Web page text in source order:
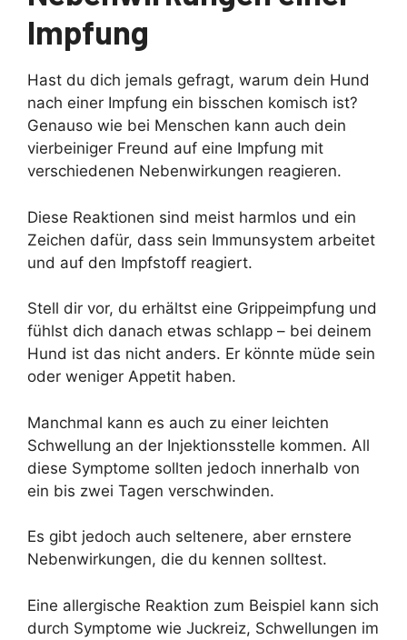
Impfung
Hast du dich jemals gefragt, warum dein Hund
nach einer Impfung ein bisschen komisch ist?
Genauso wie bei Menschen kann auch dein
vierbeiniger Freund auf eine Impfung mit
verschiedenen Nebenwirkungen reagieren.
Diese Reaktionen sind meist harmlos und ein
Zeichen dafür, dass sein Immunsystem arbeitet
und auf den Impfstoff reagiert.
Stell dir vor, du erhältst eine Grippeimpfung und
fühlst dich danach etwas schlapp – bei deinem
Hund ist das nicht anders. Er könnte müde sein
oder weniger Appetit haben.
Manchmal kann es auch zu einer leichten
Schwellung an der Injektionsstelle kommen. All
diese Symptome sollten jedoch innerhalb von
ein bis zwei Tagen verschwinden.
Es gibt jedoch auch seltenere, aber ernstere
Nebenwirkungen, die du kennen solltest.
Eine allergische Reaktion zum Beispiel kann sich
durch Symptome wie Juckreiz, Schwellungen im